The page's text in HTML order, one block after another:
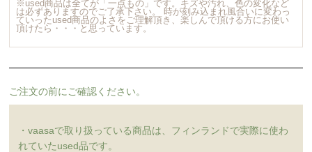
※used商品は全てが「一点もの」です。キズや汚れ、色の変化など
は必ずありますのでご了承下さい。 時が刻み込まれ風合いに変わっ
ていったused商品のよさをご理解頂き、楽しんで頂ける方にお使い
頂けたら・・・と思っています。
ご注文の前にご確認ください。
・vaasaで取り扱っている商品は、フィンランドで実際に使わ
れていたused品です。